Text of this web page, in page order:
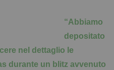
“Abbiamo
depositato
nel dettaglio le
durante un blitz avvenuto